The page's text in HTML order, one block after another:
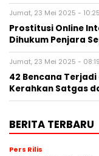
Jumat, 23 Mei 2025 -
Prostitusi Online
Dihukum Penjara
Jumat, 23 Mei 2025 -
42 Bencana
Kerahkan Satgas
BERITA TERBARU
Pers Rilis